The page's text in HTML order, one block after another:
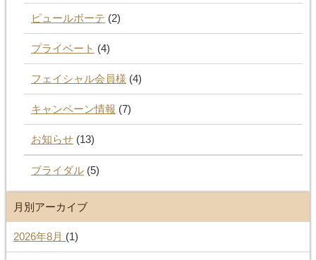
ピュールボーテ (2)
プライベート (4)
フェイシャル会員様 (4)
キャンペーン情報 (7)
お知らせ(13)
ブライダル(5)
月別アーカイブ
2026年8月 (1)